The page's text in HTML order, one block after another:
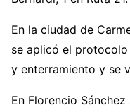
En la ciudad de
se aplicó el
y enterramiento y se
En Florencio